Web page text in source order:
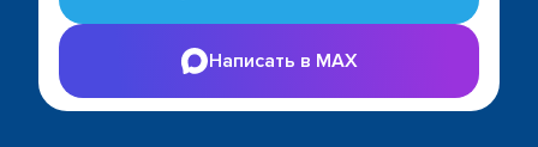
Написать в MAX